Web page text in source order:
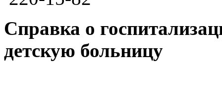
Справка о
детскую больницу